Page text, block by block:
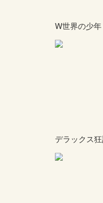
W世界の少
デラックス